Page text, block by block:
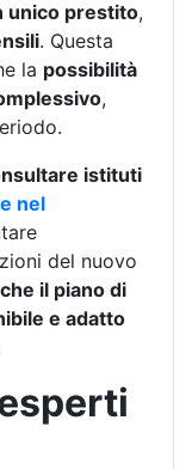
unico prestito,
. Questa
la possibilità
,
istituti
nel
del nuovo
il piano di
e adatto